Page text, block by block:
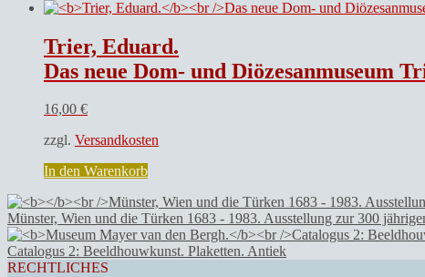
Trier, Eduard.
Das neue Dom- und Diözesanmuseum
16,00 €
zzgl. Versandkosten
In den Warenkorb
Münster, Wien und die Türken 1683 - 1983. Ausstellung zur 300
Catalogus 2: Beeldhouwkunst. Plaketten. Antiek
RECHTLICHES